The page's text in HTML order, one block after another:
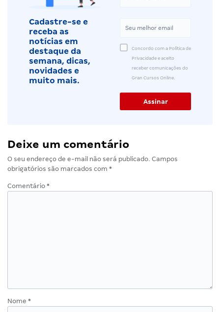
Cadastre-se e
receba as
notícias em
destaque da
semana, dicas,
novidades e
muito mais.
Concordo com a Política de
Privacidade e aceito
receber comunicações do
Gran Cursos Online.
Deixe um comentário
O seu endereço de e-mail não será publicado. Campos
obrigatórios são marcados com *
Comentário *
Nome *